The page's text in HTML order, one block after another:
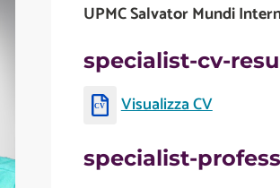
UPMC Salvator Mundi
specialist-cv-
Visualizza CV
specialist-